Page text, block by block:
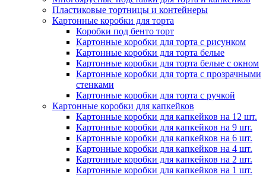
Пластиковые тортницы и контейнеры
Картонные коробки для торта
Коробки под бенто торт
Картонные коробки для торта с рисунком
Картонные коробки для торта белые
Картонные коробки для торта белые с окном
Картонные коробки для торта с прозрачными
стенками
Картонные коробки для торта с ручкой
Картонные коробки для капкейков
Картонные коробки для капкейков на 12 шт.
Картонные коробки для капкейков на 9 шт.
Картонные коробки для капкейков на 6 шт.
Картонные коробки для капкейков на 4 шт.
Картонные коробки для капкейков на 2 шт.
Картонные коробки для капкейков на 1 шт.